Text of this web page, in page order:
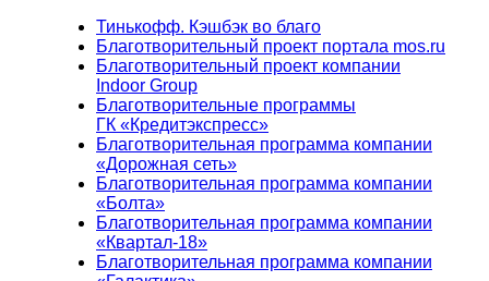
Тинькофф. Кэшбэк во благо
Благотворительный проект портала mos.ru
Благотворительный проект компании
Indoor Group
Благотворительные программы
ГК «Кредитэкспресс»
Благотворительная программа компании
«Дорожная сеть»
Благотворительная программа компании
«Болта»
Благотворительная программа компании
«Квартал-18»
Благотворительная программа компании